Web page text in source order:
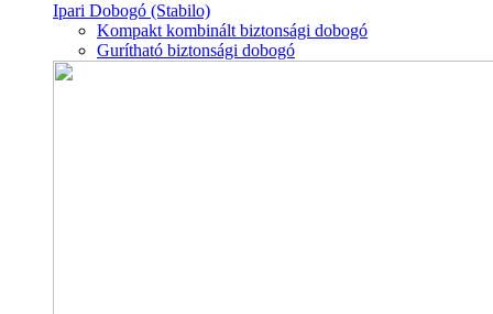
Ipari Dobogó (Stabilo)
Kompakt kombinált biztonsági dobogó
Gurítható biztonsági dobogó